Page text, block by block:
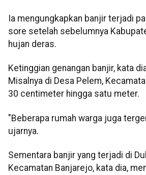
Ia mengungkapkan banjir terjadi
sore setelah sebelumnya
hujan deras.
Ketinggian genangan banjir, kata
Misalnya di Desa Pelem,
30 centimeter hingga satu meter.
"Beberapa rumah warga juga
ujarnya.
Sementara banjir yang terjadi di
Kecamatan Banjarejo, kata dia,